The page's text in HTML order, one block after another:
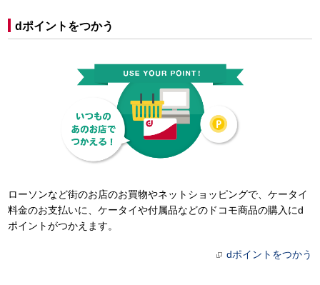
dポイントをつかう
ローソンなど街のお店のお買物やネットショッピングで、ケータイ
料金のお支払いに、ケータイや付属品などのドコモ商品の購入にd
ポイントがつかえます。
dポイントをつかう